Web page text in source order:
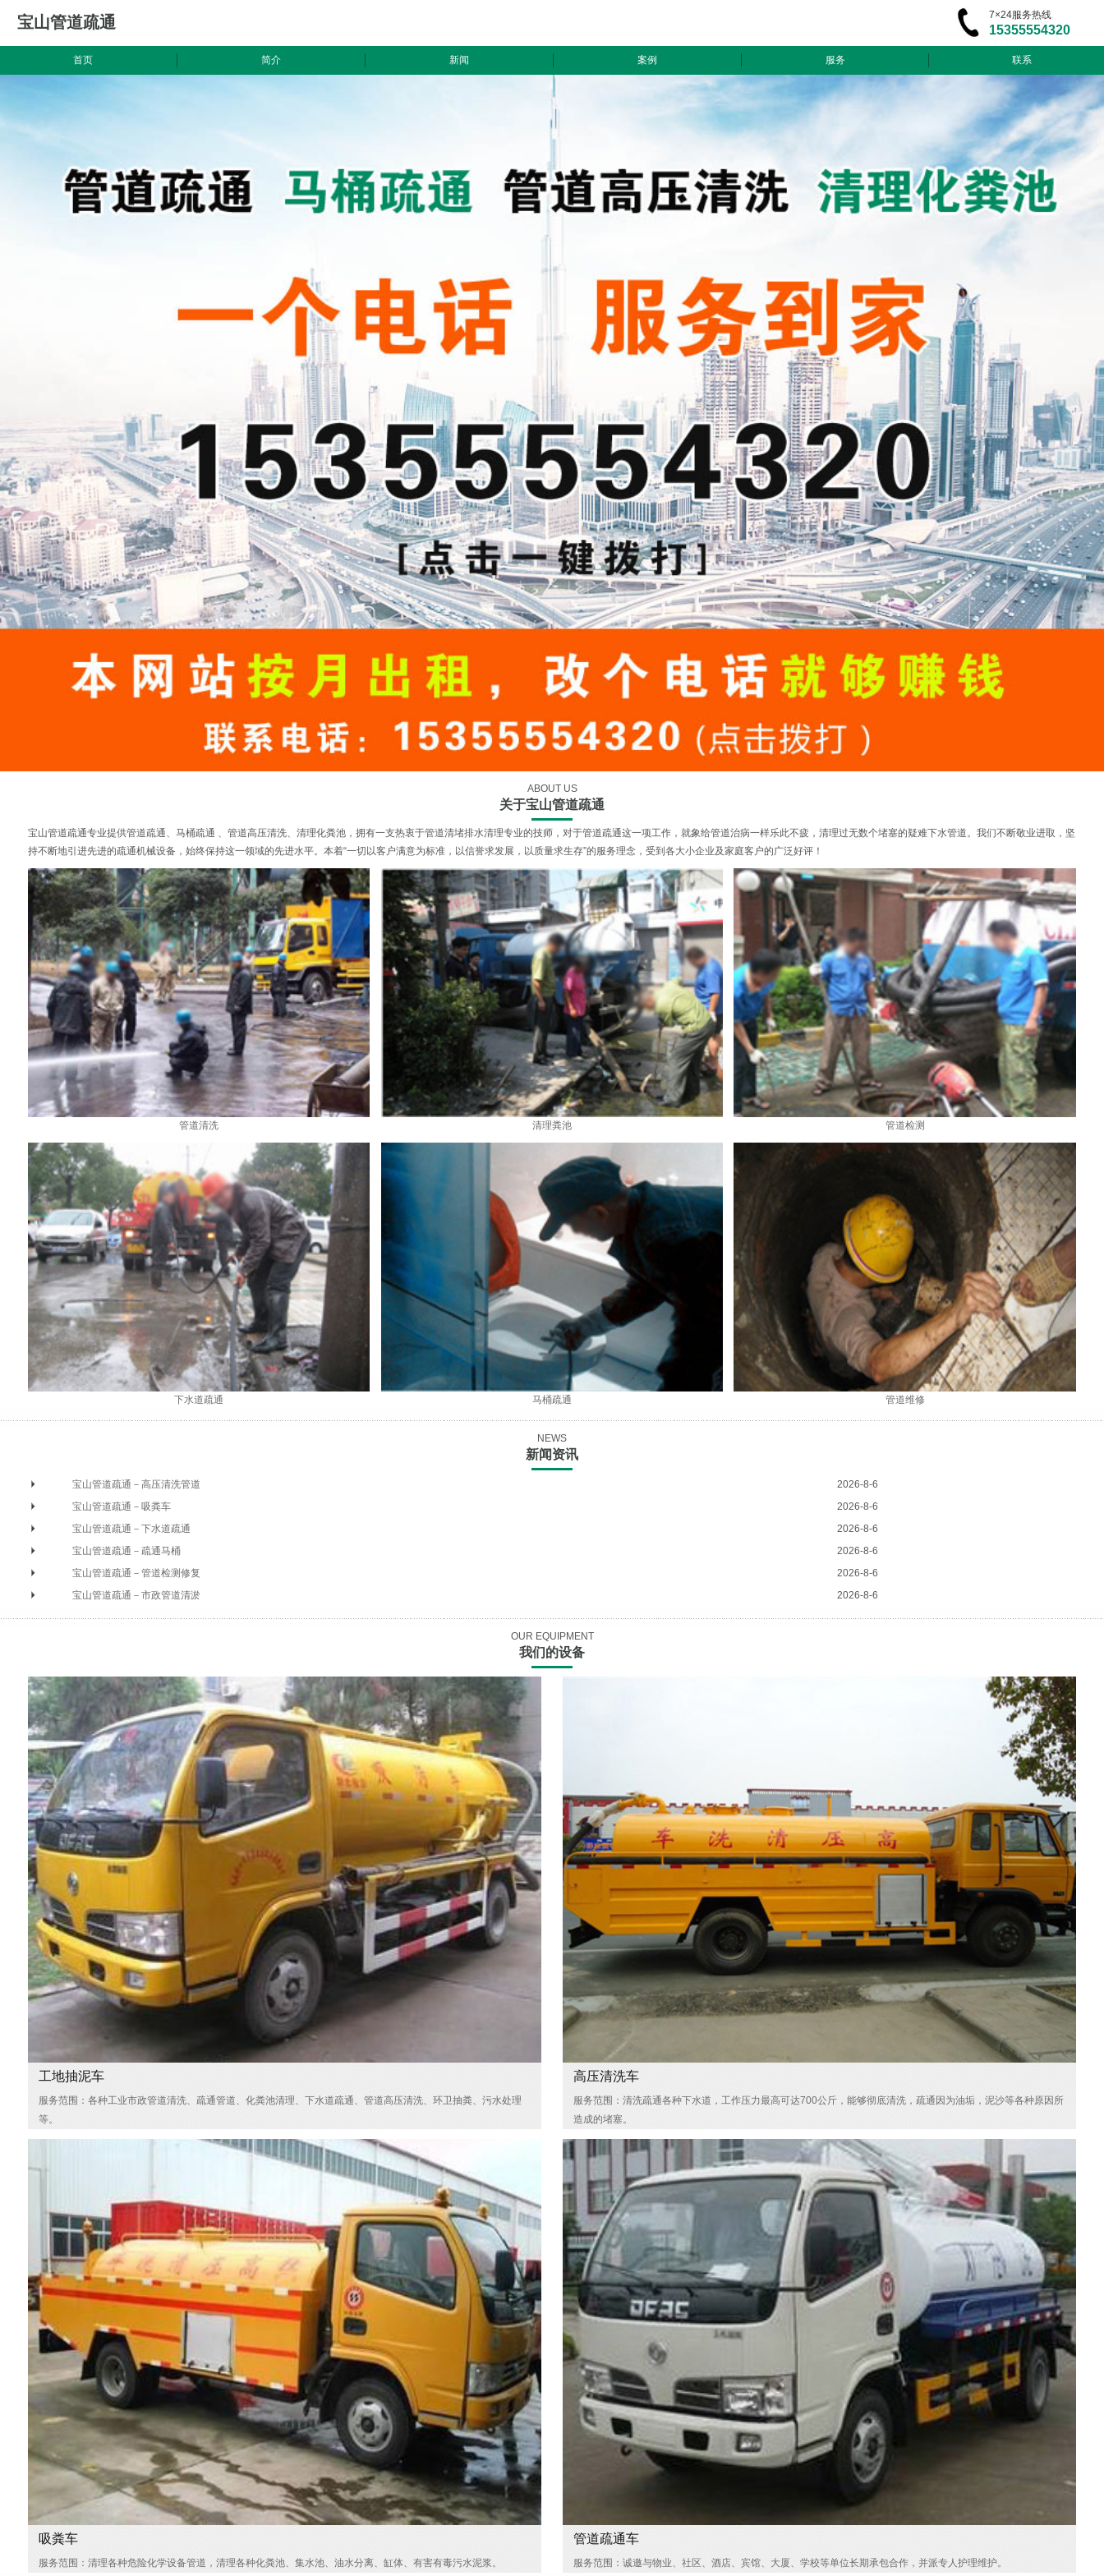
宝山管道疏通 7×24服务热线
15355554320
首页 简介 新闻 案例 服务 联系
ABOUT US
关于宝山管道疏通
宝山管道疏通专业提供管道疏通、马桶疏通 、管道高压清洗、清理化粪池，拥有一支热衷于管道清堵排水清理专业的技师，对于管道疏通这一项工作，就象给管道治病一样乐此不疲，清理过无数个堵塞的疑难下水管道。我们不断敬业进取，坚
持不断地引进先进的疏通机械设备，始终保持这一领域的先进水平。本着“一切以客户满意为标准，以信誉求发展，以质量求生存”的服务理念，受到各大小企业及家庭客户的广泛好评！
管道清洗 清理粪池 管道检测
下水道疏通 马桶疏通 管道维修
NEWS
新闻资讯
宝山管道疏通－高压清洗管道
2026-8-6
宝山管道疏通－吸粪车
2026-8-6
宝山管道疏通－下水道疏通
2026-8-6
宝山管道疏通－疏通马桶
2026-8-6
宝山管道疏通－管道检测修复
2026-8-6
宝山管道疏通－市政管道清淤
2026-8-6
OUR EQUIPMENT
我们的设备
工地抽泥车
服务范围：各种工业市政管道清洗、疏通管道、化粪池清理、下水道疏通、管道高压清洗、环卫抽粪、污水处理
等。
高压清洗车
服务范围：清洗疏通各种下水道，工作压力最高可达700公斤，能够彻底清洗，疏通因为油垢，泥沙等各种原因所
造成的堵塞。
吸粪车
服务范围：清理各种危险化学设备管道，清理各种化粪池、集水池、油水分离、缸体、有害有毒污水泥浆。
管道疏通车
服务范围：诚邀与物业、社区、酒店、宾馆、大厦、学校等单位长期承包合作，并派专人护理维护。